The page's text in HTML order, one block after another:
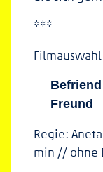
***
Freund
Regie:
min // ohne